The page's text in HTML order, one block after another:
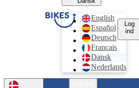
English
Español
Deutsch
Français
Dansk
Nederlands
Log
ind